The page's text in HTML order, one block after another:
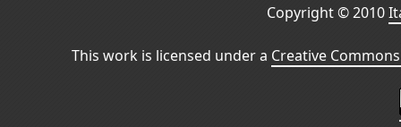
Copyright © 2010
This work is licensed under a Creative